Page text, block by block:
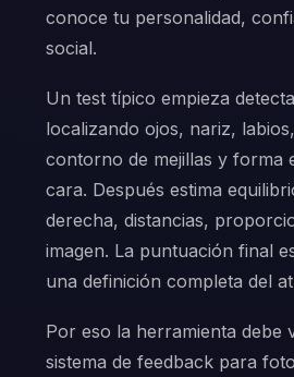
conoce tu personalidad,
social.
Un test típico empieza
localizando ojos, nariz,
contorno de mejillas y forma
cara. Después estima
derecha, distancias,
imagen. La puntuación final
una definición completa del
Por eso la herramienta debe
sistema de feedback para